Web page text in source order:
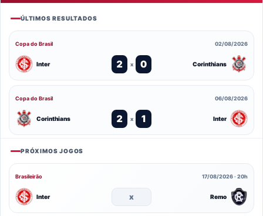
ÚLTIMOS RESULTADOS
Copa do Brasil 02/08/2026
Inter 2 x 0 Corinthians
Copa do Brasil 06/08/2026
Corinthians 2 x 1 Inter
PRÓXIMOS JOGOS
Brasileirão 17/08/2026 · 20h
Inter x Remo